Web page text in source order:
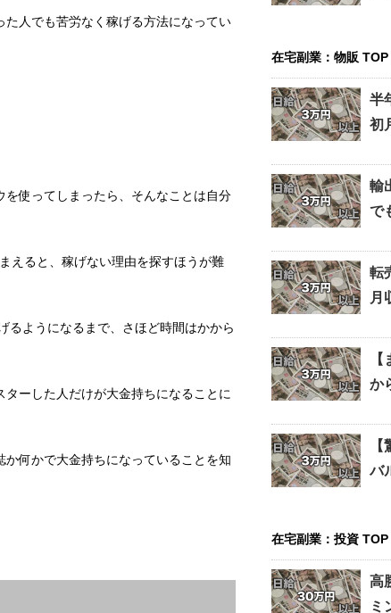
人でも苦労なく稼げる方法になってい
使ってしまったら、そんなことは自分
えると、稼げない理由を探すほうが難
るようになるまで、さほど時間はかから
ーした人だけが大金持ちになることに
何かで大金持ちになっていることを知
在宅副業：物販 TOP
半
初
輸
で
転
月
か
バ
在宅副業：投資 TOP
高
ミ